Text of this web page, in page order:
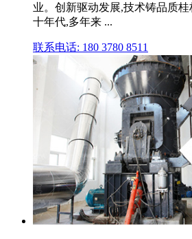
业。创新驱动发展,技术铸品质
十年代,多年来 ...
联系电话: 180 3780 8511